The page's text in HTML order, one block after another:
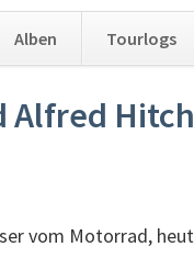
Alben Tourlogs
vom Motorrad,